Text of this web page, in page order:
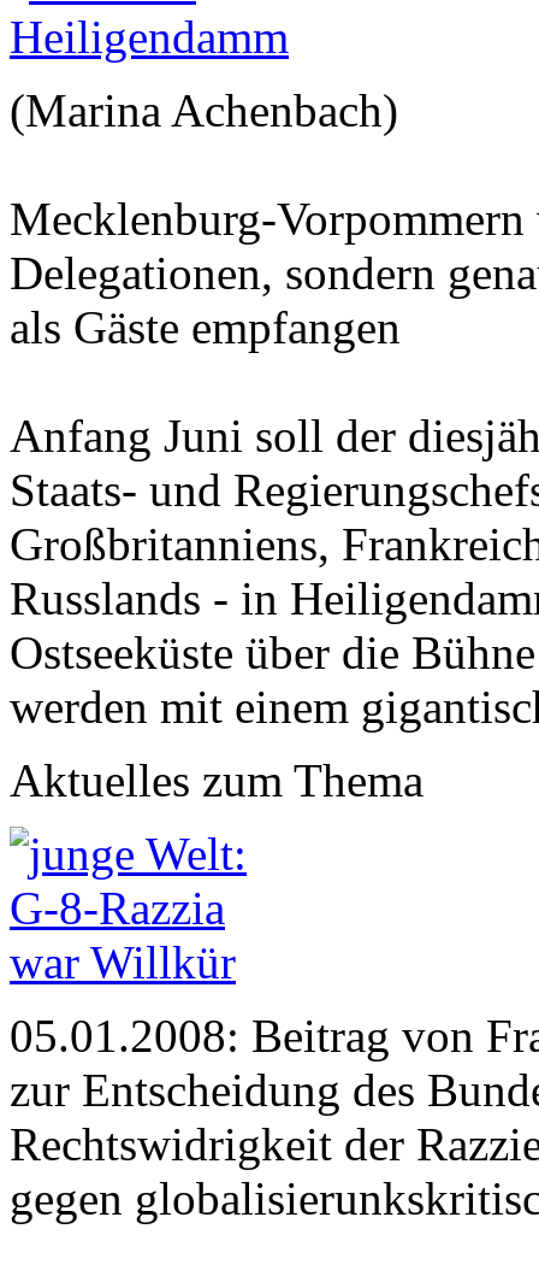
(Marina Achenbach)
Mecklenburg-
Delegationen, sondern
als Gäste empfangen
Anfang Juni soll der
Staats- und
Großbritanniens,
Russlands - in
Ostseeküste über die
werden mit einem
Aktuelles zum Thema
05.01.2008: Beitrag von
zur Entscheidung des
Rechtswidrigkeit der
gegen